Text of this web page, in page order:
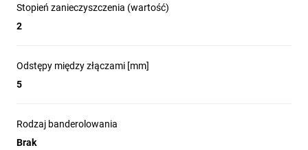
Stopień zanieczyszczenia (wartość)
2
Odstępy między złączami [mm]
5
Rodzaj banderolowania
Brak